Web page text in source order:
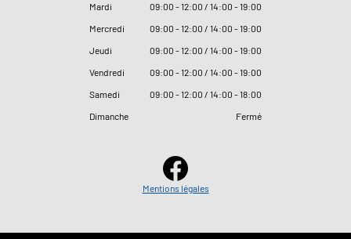
Mardi
09:00 - 12:00 / 14:00 - 19:00
Mercredi
09:00 - 12:00 / 14:00 - 19:00
Jeudi
09:00 - 12:00 / 14:00 - 19:00
Vendredi
09:00 - 12:00 / 14:00 - 19:00
Samedi
09:00 - 12:00 / 14:00 - 18:00
Dimanche
Fermé
Mentions légales